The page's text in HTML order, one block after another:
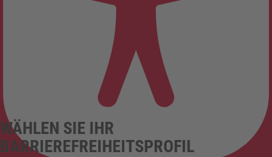
WÄHLEN SIE IHR
BARRIEREFREIHEITSPROFIL